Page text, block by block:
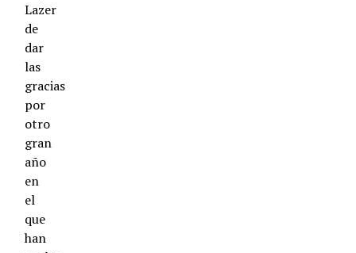
Lazer
de
dar
las
gracias
por
otro
gran
año
en
el
que
han